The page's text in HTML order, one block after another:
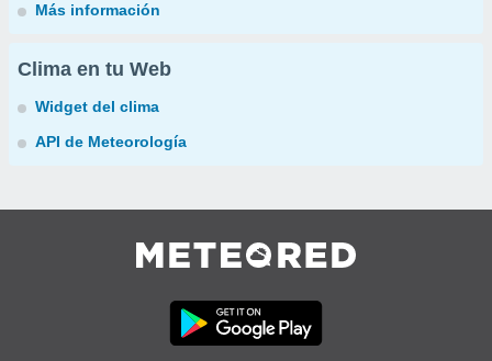
Más información
Clima en tu Web
Widget del clima
API de Meteorología